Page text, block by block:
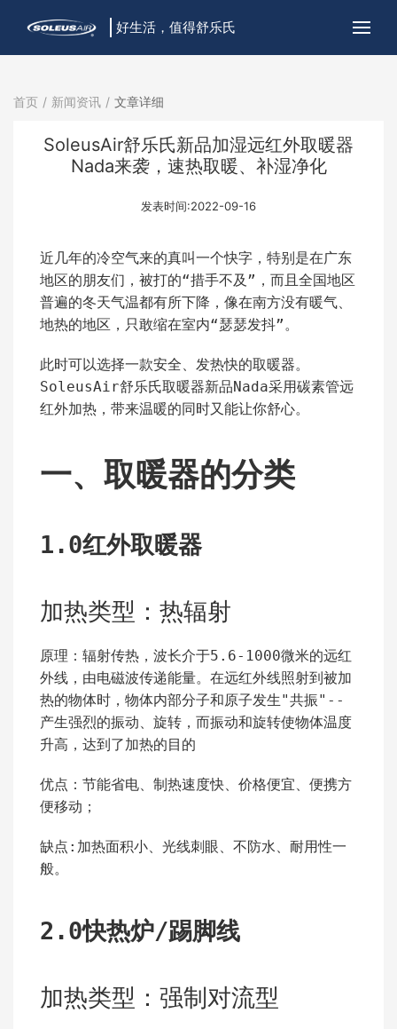
好生活，值得舒乐氏
首页 新闻资讯 文章详细
SoleusAir舒乐氏新品加湿远红外取暖器
Nada来袭，速热取暖、补湿净化
发表时间:2022-09-16
近几年的冷空气来的真叫一个快字，特别是在广东
地区的朋友们，被打的“措手不及”，而且全国地区
普遍的冬天气温都有所下降，像在南方没有暖气、
地热的地区，只敢缩在室内“瑟瑟发抖”。
此时可以选择一款安全、发热快的取暖器。
SoleusAir舒乐氏取暖器新品Nada采用碳素管远
红外加热，带来温暖的同时又能让你舒心。
一、取暖器的分类
1.0红外取暖器
加热类型：热辐射
原理：辐射传热，波长介于5.6-1000微米的远红
外线，由电磁波传递能量。在远红外线照射到被加
热的物体时，物体内部分子和原子发生"共振"--
产生强烈的振动、旋转，而振动和旋转使物体温度
升高，达到了加热的目的
优点：节能省电、制热速度快、价格便宜、便携方
便移动；
缺点:加热面积小、光线刺眼、不防水、耐用性一
般。
2.0快热炉/踢脚线
加热类型：强制对流型